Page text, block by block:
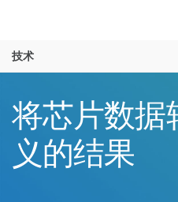
解决方案
学习
公司
芯片
技术
将芯片数据
义的结果
微生物学
农业基因组学
复杂疾病